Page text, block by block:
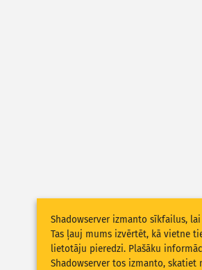
Shadowserver izmanto sīkfailus,
Tas ļauj mums izvērtēt, kā vietne
lietotāju pieredzi. Plašāku
Shadowserver tos izmanto, skatiet